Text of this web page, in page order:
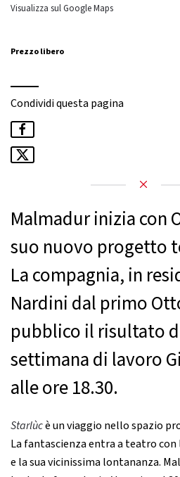
Visualizza sul Google Maps
Prezzo libero
Condividi questa pagina
Malmadur inizia con
suo nuovo progetto
La compagnia, in
Nardini dal primo
pubblico il risultato
settimana di lavoro
alle ore 18.30.
Starlùcè un viaggio nello spazio
La fantascienza entra a teatro con
e la sua vicinissima lontananza.